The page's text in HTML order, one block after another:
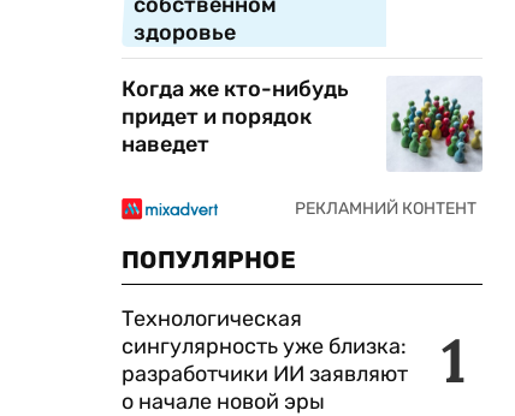
здоровье
Когда же кто-нибудь
придет и порядок
наведет
ПОПУЛЯРНОЕ
1
Технологическая
сингулярность уже близка:
разработчики ИИ заявляют
о начале новой эры